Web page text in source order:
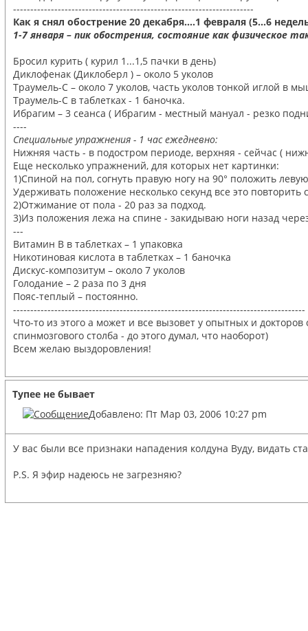
----------------------------------------------------------------------
Как я снял обострение 20 декабря….1 февраля (5…6
1-7 января – пик обострения, состояние как физическое
Бросил курить ( курил 1...1,5 пачки в день)
Диклофенак (Диклоберл ) – около 5 уколов
Траумель-С – около 7 уколов, часть уколов тонкой иглой в
Траумель-С в таблетках - 1 баночка.
Ибрагим – 3 сеанса ( Ибрагим - местный мануал - резко
----
Специальные упражнения - 1 час ежедневно:
Нижняя часть - в подостром периоде, верхняя - сейчас (
Еще несколько упражнений, для которых нет картинки:
1)Cпиной на пол, согнуть правую ногу на 90° положить
Удерживать положение несколько секунд все это
2)Отжимание от пола - 20 раз за подход.
3)Из положения лежа на спине - закидываю ноги назад
---
Витамин В в таблетках – 1 упаковка
Никотиновая кислота в таблетках – 1 баночка
Дискус-композитум – около 7 уколов
Голодание – 2 раза по 3 дня
Пояс-теплый – постоянно.
-------------------------------------------------------------------------------------
Что-то из этого а может и все вызовет у опытных и
спинмозгового столба - до этого думал, что наоборот)
Всем желаю выздоровления!
Тупее не бывает
Добавлено: Пт Мар 03, 2006 10:27 pm
У вас были все признаки нападения колдуна Вуду, видать
P.S. Я эфир надеюсь не загрезняю?